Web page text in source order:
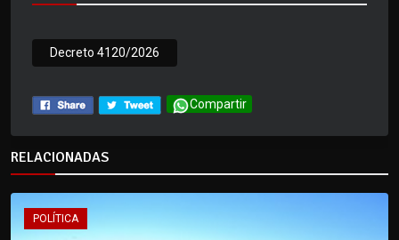
Decreto 4120/2026
Compartir
RELACIONADAS
POLÍTICA